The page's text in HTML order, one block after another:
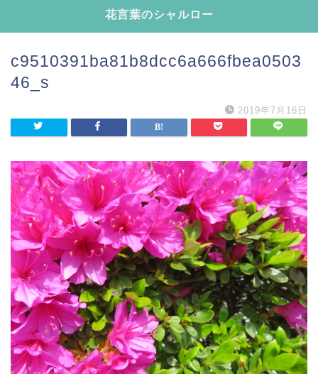
花言葉のシャルロー
c9510391ba81b8dcc6a666fbea0503
46_s
2019年7月16日